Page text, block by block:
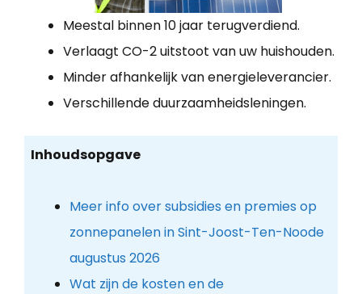
Meestal binnen 10 jaar terugverdiend.
Verlaagt CO-2 uitstoot van uw huishouden.
Minder afhankelijk van energieleverancier.
Verschillende duurzaamheidsleningen.
Inhoudsopgave
Meer info over subsidies en premies op
zonnepanelen in Sint-Joost-Ten-Noode
augustus 2026
Wat zijn de kosten en de